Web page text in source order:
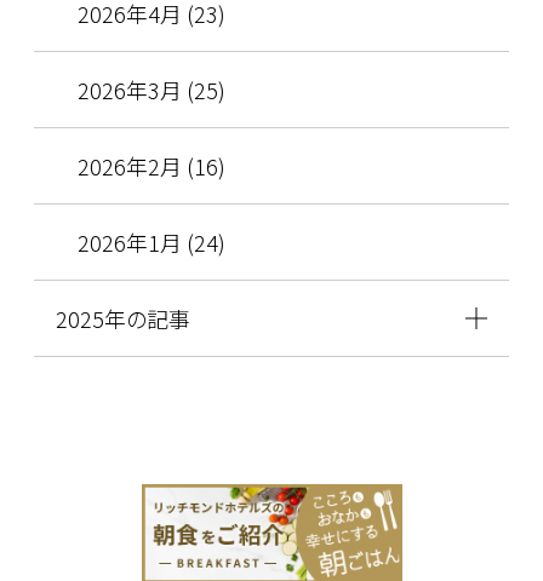
2026年4月 (23)
2026年3月 (25)
2026年2月 (16)
2026年1月 (24)
2025年の記事